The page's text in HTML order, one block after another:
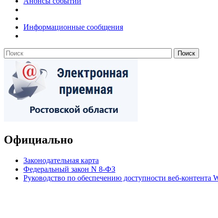
Информационные сообщения
Официально
Законодательная карта
Федеральный закон N 8-ФЗ
Руководство по обеспечению доступности веб-контента